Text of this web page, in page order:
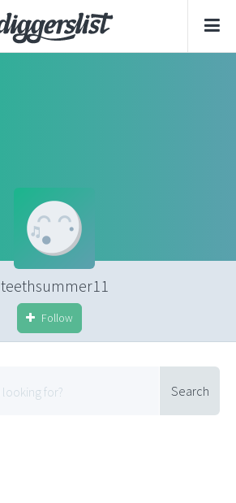
teethsummer11
Follow
Search